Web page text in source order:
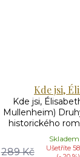
Kde jsi,
Kde jsi,
Mullenheim)
historického
289 Kč
Ušetříte